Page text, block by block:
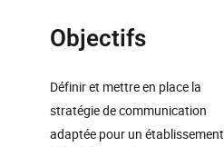
Objectifs
Définir et mettre en place la
stratégie de communication
adaptée pour un établissement